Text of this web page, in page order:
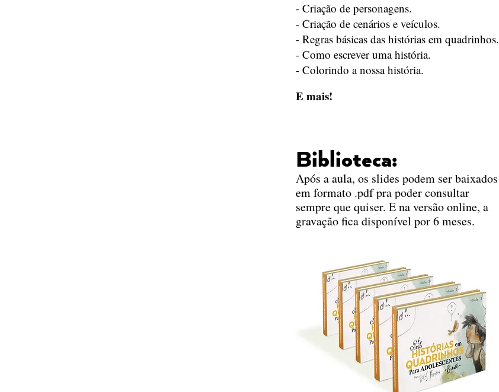
- Criação de personagens.
- Criação de cenários e veículos.
- Regras básicas das histórias em quadrinhos.
- Como escrever uma história.
- Colorindo a nossa história.
E mais!
Biblioteca:
Após a aula, os slides podem ser baixados
em formato .pdf pra poder consultar
sempre que quiser. E na versão online, a
gravação fica disponível por 6 meses.